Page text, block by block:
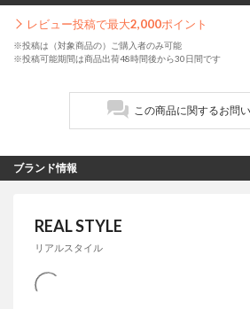
レビュー投稿で最大2,000ポイント
※投稿は（対象商品の）ご購入者のみ可能
※投稿可能期間は商品出荷48時間後から30日間です
この商品に関するお問
ブランド情報
REAL STYLE
リアルスタイル